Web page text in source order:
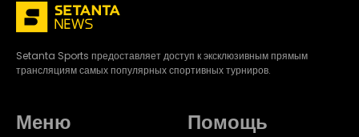
Setanta Sports предоставляет доступ к эксклюзивным прямым
трансляциям самых популярных спортивных турниров.
Меню Помощь